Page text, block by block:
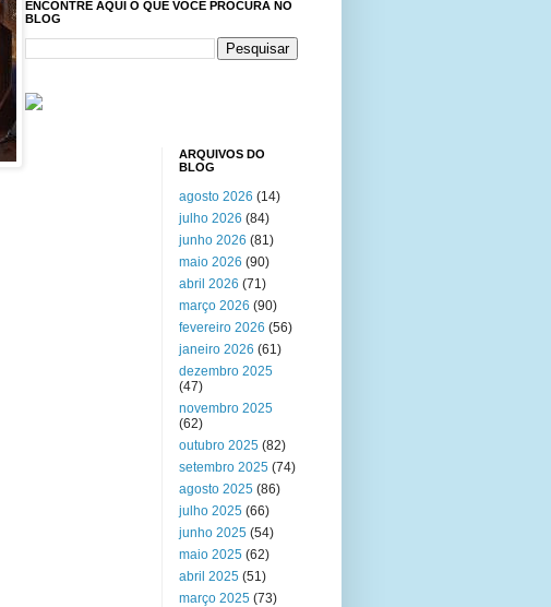
ENCONTRE AQUI O QUE VOCÊ PROCURA NO
BLOG
ARQUIVOS DO
BLOG
agosto 2026 (14)
julho 2026 (84)
junho 2026 (81)
maio 2026 (90)
abril 2026 (71)
março 2026 (90)
fevereiro 2026 (56)
janeiro 2026 (61)
dezembro 2025
(47)
novembro 2025
(62)
outubro 2025 (82)
setembro 2025 (74)
agosto 2025 (86)
julho 2025 (66)
junho 2025 (54)
maio 2025 (62)
abril 2025 (51)
março 2025 (73)